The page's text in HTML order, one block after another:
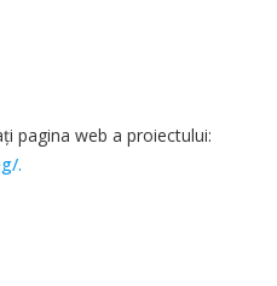
pagina web a proiectului:
.